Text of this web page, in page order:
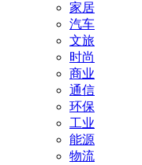
家居
汽车
文旅
时尚
商业
通信
环保
工业
能源
物流